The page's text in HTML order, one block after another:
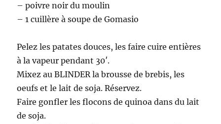
– poivre noir du moulin
– 1 cuillère à soupe de Gomasio
Pelez les patates douces, les faire cuire entières
à la vapeur pendant 30′.
Mixez au BLINDER la brousse de brebis, les
oeufs et le lait de soja. Réservez.
Faire gonfler les flocons de quinoa dans du lait
de soja.